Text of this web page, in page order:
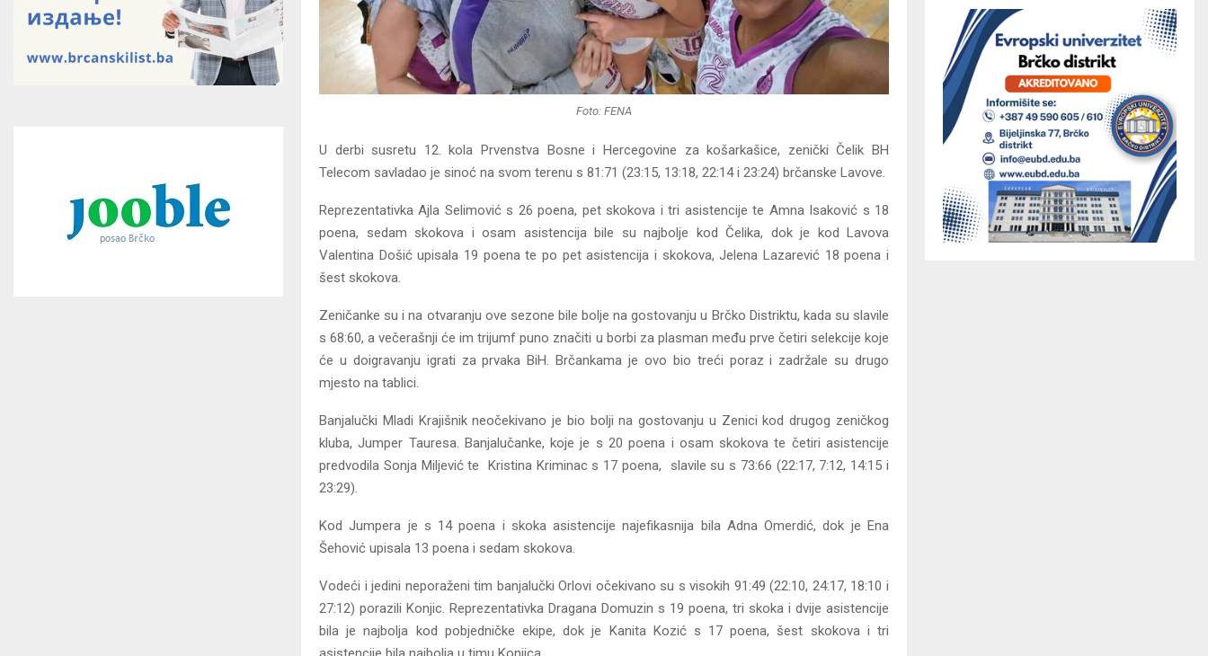
Foto: FENA
U derbi susretu 12. kola Prvenstva Bosne i Hercegovine za košarkašice, zenički Čelik BH
Telecom savladao je sinoć na svom terenu s 81:71 (23:15, 13:18, 22:14 i 23:24) brčanske Lavove.
Reprezentativka Ajla Selimović s 26 poena, pet skokova i tri asistencije te Amna Isaković s 18
poena, sedam skokova i osam asistencija bile su najbolje kod Čelika, dok je kod Lavova
Valentina Došić upisala 19 poena te po pet asistencija i skokova, Jelena Lazarević 18 poena i
šest skokova.
Zeničanke su i na otvaranju ove sezone bile bolje na gostovanju u Brčko Distriktu, kada su slavile
s 68:60, a večerašnji će im trijumf puno značiti u borbi za plasman među prve četiri selekcije koje
će u doigravanju igrati za prvaka BiH. Brčankama je ovo bio treći poraz i zadržale su drugo
mjesto na tablici.
Banjalučki Mladi Krajišnik neočekivano je bio bolji na gostovanju u Zenici kod drugog zeničkog
kluba, Jumper Tauresa. Banjalučanke, koje je s 20 poena i osam skokova te četiri asistencije
predvodila Sonja Miljević te Kristina Kriminac s 17 poena, slavile su s 73:66 (22:17, 7:12, 14:15 i
23:29).
Kod Jumpera je s 14 poena i skoka asistencije najefikasnija bila Adna Omerdić, dok je Ena
Šehović upisala 13 poena i sedam skokova.
Vodeći i jedini neporaženi tim banjalučki Orlovi očekivano su s visokih 91:49 (22:10, 24:17, 18:10 i
27:12) porazili Konjic. Reprezentativka Dragana Domuzin s 19 poena, tri skoka i dvije asistencije
bila je najbolja kod pobjedničke ekipe, dok je Kanita Kozić s 17 poena, šest skokova i tri